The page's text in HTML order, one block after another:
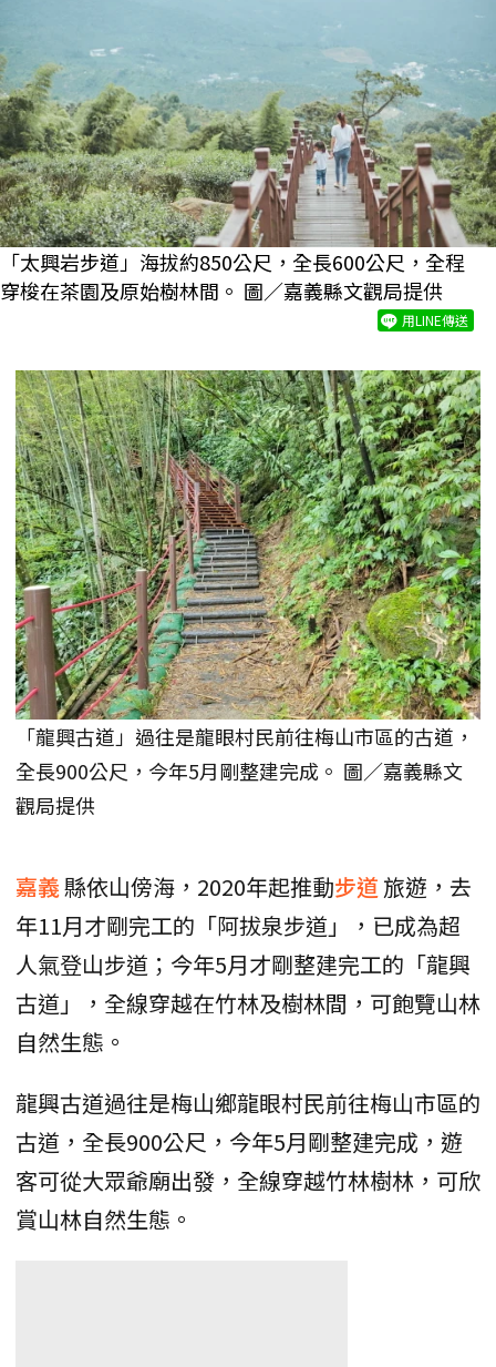
「太興岩步道」海拔約850公尺，全長600公尺，全程
穿梭在茶園及原始樹林間。 圖／嘉義縣文觀局提供
用LINE傳送
「龍興古道」過往是龍眼村民前往梅山市區的古道，
全長900公尺，今年5月剛整建完成。 圖／嘉義縣文
觀局提供
嘉義縣依山傍海，2020年起推動步道 旅遊，去
年11月才剛完工的「阿拔泉步道」，已成為超
人氣登山步道；今年5月才剛整建完工的「龍興
古道」，全線穿越在竹林及樹林間，可飽覽山林
自然生態。
龍興古道過往是梅山鄉龍眼村民前往梅山市區的
古道，全長900公尺，今年5月剛整建完成，遊
客可從大眾爺廟出發，全線穿越竹林樹林，可欣
賞山林自然生態。